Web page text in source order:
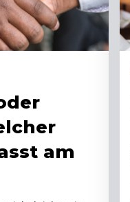
am